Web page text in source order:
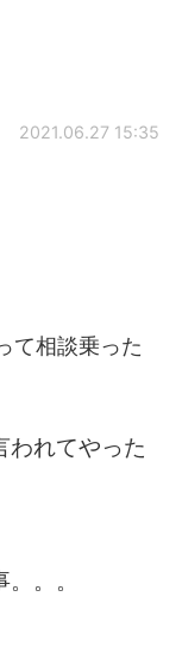
2021.06.27 15:35
て相談乗った
われてやった
。。